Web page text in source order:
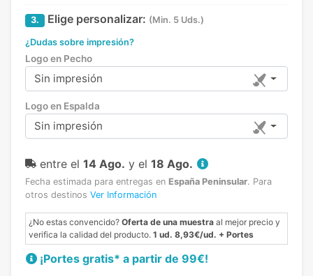
3. Elige personalizar: (Min. 5 Uds.)
¿Dudas sobre impresión?
Logo en Pecho
Sin impresión
Logo en Espalda
Sin impresión
entre el 14 Ago. y el 18 Ago.
Fecha estimada para entregas en España Peninsular. Para
otros destinos Ver Información
¿No estas convencido? Oferta de una muestra al mejor precio y
verifica la calidad del producto. 1 ud. 8,93€/ud. + Portes
¡Portes gratis* a partir de 99€!